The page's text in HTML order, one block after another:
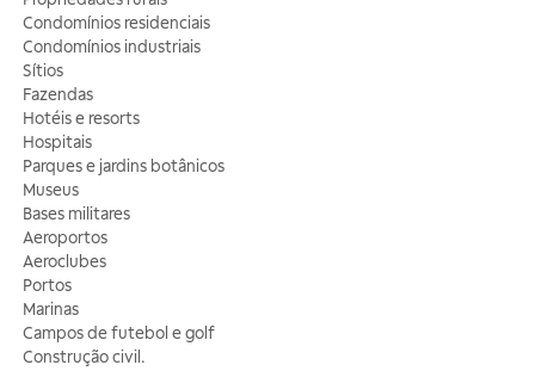
Condomínios residenciais
Condomínios industriais
Sítios
Fazendas
Hotéis e resorts
Hospitais
Parques e jardins botânicos
Museus
Bases militares
Aeroportos
Aeroclubes
Portos
Marinas
Campos de futebol e golf
Construção civil.